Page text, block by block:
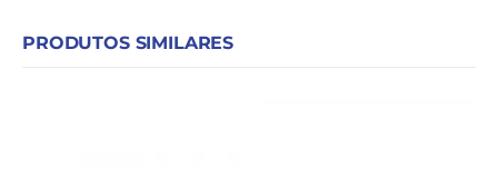
PRODUTOS SIMILARES